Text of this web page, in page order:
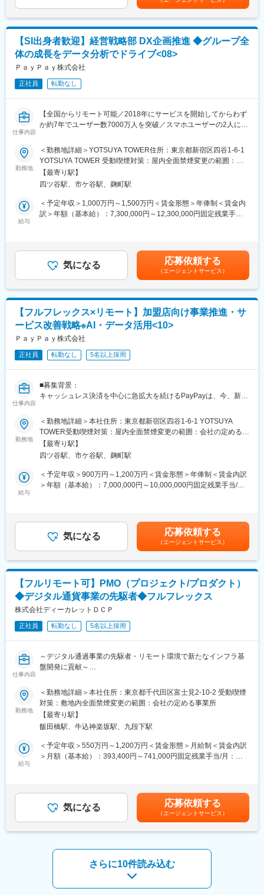
■具体的な業務内容
◎新コアバンキングシステムに関連するバックエンドアプリケー
ションの開発と運用
安定性を両立する設計と開発
◎システム課題を解決するためのインフラストラクチャの活用方
◎アプリケーション要件に基づいたアーキテクチャの設計、ミド
ルウェアなどの選定
グ設定、アラート対応
■本ポジションの魅力：
・次世代型コアバンキングシステムの設計から導入まで経験でき
・新しい組織・環境を一緒に作り上げることができる
・経営トップの意思決定サポートや各部門・PayPayを始めとした
供を目指す当社において、業界の最前線にて業務経験を積むこと
ができる
・PayPayのサービス・ユーザー基盤を活用できる
■プロジェクト例：
新サービスから既存サービスの改善におけるアプリケーション開
発を行います。
・LINE連携した口座開設、問い合わせチャット
・PayPayミニアプリ連携
・カードレスATMの利用拡大
変更の範囲：会社の定める業務
し・時間外勤務手当有賃金はあくまでも目安の金額であり、選考
を通じて上下する可能性があります。月給(月額)は固定手当を含め
た表記です。
【SI出身者歓迎】経営戦略部 DX企画推進 ◆グループ全
体の成長をデータ分析でドライブ<08>
ＰａｙＰａｙ株式会社
正社員 転勤なし
仕事内容
【全国からリモート可能／2018年にサービスを開始してからわず
か約7年でユーザー数7000万人を突破／スマホユーザーの2人に1
ットフォームを普及し新しい価値創出を推進】
■具体的な仕事の内容：
経営戦略策定・実行のためのDX案件を推進していただきます。
・経営報告KPIダッシュボードの要件定義およびダッシュボードの
構築・最終化
・クラウド型の予算管理システムの運用保守・追加改修推進
・AI等を活用した経営管理業務の高度化(Python、生成AIを活用し
た機械学習・自動化・効率化等 ※生成AIは今後本格活用を視野に
企画・推進中）
◆経営戦略部のミッション
・PayPayグループ全体の成長と収益性向上をデータ分析によりド
ライブすること
整備やダッシュボードによるKPIモニタリング環境を実現していく
こと
る自動化・効率化を実現していくこと
・メガベンチャーとしてのスピード感やスピリット
・中途入社者にフレンドリーなオープンで協調的なカルチャー
・多様性のある構成（スタートアップ、ベンチャーから大企業ま
で、事業会社、金融機関、コンサル出身者など）
金融/決済事業領域における事業規模や領域の拡大に応じた経営管
理を実現するDX推進メンバーの増員のため
勤務地
＜勤務地詳細＞YOTSUYA TOWER住所：東京都新宿区四谷1-6-1
YOTSUYA TOWER 受動喫煙対策：屋内全面禁煙変更の範囲：会
社の定める事業所（リモートワーク含む）
【最寄り駅】
四ツ谷駅、市ケ谷駅、麹町駅
給与
＜予定年収＞1,000万円～1,500万円＜賃金形態＞年俸制＜賃金内
訳＞年額（基本給）：7,300,000円～12,300,000円固定残業手当/
業手当＞有＜給与補足＞■昇給：原則年1回（会社の業績と個人の
評価結果を元に決定）■評価制度：仕事の成果と業績への貢献度を
評価賃金はあくまでも目安の金額であり、選考を通じて上下する
可能性があります。月給(月額)は固定手当を含めた表記です。
気になる 応募依頼する
（エージェントサービス）
【フルフレックス×リモート】加盟店向け事業推進・サ
ービス改善戦略※AI・データ活用<10>
ＰａｙＰａｙ株式会社
正社員 転勤なし 5名以上採用
仕事内容
■募集背景：
キャッシュレス決済を中心に急拡大を続けるPayPayは、今、新た
変革期において、私たちは業務構造を再定義し、盤石な成長基盤
を築くことを急務としています。そこで、プロセス設計、基幹デ
ータ整備、リスク管理といった多岐にわたる領域で、経営戦略に
直結するテーマを自ら企画し、推進できる方を募集します。
PayPayの未来を共に創り上げていく、意欲あるあなたの挑戦をお
待ちしています。
■組織の役割とミッション：
盤構築、ガバナンス体制推進を担う。
ミッション： マスタの利活用およびガバナンスによる利益最大化
を推進
PayPayの成長を支える多様な業務変革を推進。
単なる改善に留まらず、変革を仕組み化し推進する力が求められ
ます。
【具体的な業務内容】
【業務企画部（マスタデータ企画）】
・加盟店及び取引先マスタの企画業務、運用管理業務の改善・効
率化
作成等
・PayPayグループ各社と連携したデータ活用に関するプロジェク
ト推進
・経営層や事業責任者と近い距離で全社戦略に関与できます。
・現場理解に基づく「手触り感のある業務変革」をリードできま
・専門性を持つメンバーと共に、企画・実行力を磨ける環境で
す。
変更の範囲：会社の定める業務
勤務地
＜勤務地詳細＞本社住所：東京都新宿区四谷1-6-1 YOTSUYA
TOWER受動喫煙対策：屋内全面禁煙変更の範囲：会社の定める事
業所（リモートワーク含む）
【最寄り駅】
四ツ谷駅、市ケ谷駅、麹町駅
給与
＜予定年収＞900万円～1,200万円＜賃金形態＞年俸制＜賃金内訳
＞年額（基本給）：7,000,000円～10,000,000円固定残業手当/
業手当＞有＜給与補足＞■昇給：原則年1回（会社の業績と個人の
評価結果を元に決定）■評価制度：仕事の成果と業績への貢献度を
評価賃金はあくまでも目安の金額であり、選考を通じて上下する
可能性があります。月給(月額)は固定手当を含めた表記です。
気になる 応募依頼する
（エージェントサービス）
【フルリモート可】PMO（プロジェクト/プロダクト）
◆デジタル通貨事業の先駆者◆フルフレックス
株式会社ディーカレットＤＣＰ
正社員 転勤なし 5名以上採用
仕事内容
～デジタル通過事業の先駆者・リモート環境で新たなインフラ基
盤開発に貢献～
●ブロックチェーンを基盤としたデジタル通貨・金融インフラの社
会実装により日本発の次世代決済基盤を創る最前線で活躍！
●フルリモート×フルフレックス×出社時も出張・宿泊費を企業負
担のため、首都圏・地方在住者問わず活躍中
■事業概要
当社ではブロックチェーン技術を活用し、市場規模3,000兆円の
スマートコントラクトとデジタル通貨を組み合わせることで、物
流／商流と金融の連携や、証券と資金の同時受け渡し（DVP）の
実現、バックオフィス業務の効率化、匿名性とデータ利活用の両
開発チームを支えるためのPMO業務をお任せいたします。
プロダクトPMO・プロジェクトPMOの両方があり、ご経験やご志
向に合わせてアサインを決定します。
勤務地
＜勤務地詳細＞本社住所：東京都千代田区富士見2-10-2 受動喫煙
対策：敷地内全面禁煙変更の範囲：会社の定める事業所
【最寄り駅】
飯田橋駅、牛込神楽坂駅、九段下駅
給与
＜予定年収＞550万円～1,200万円＜賃金形態＞月給制＜賃金内訳
＞月額（基本給）：393,400円～741,000円固定残業手当/月：
上記年収はあくまで目安の提示であり、前職でのご経験を考慮の
上、同社規定により決定いたします。※管理職については残業代の
支給無し。■賞与：年2回(6月、12月)賃金はあくまでも目安の金額
であり、選考を通じて上下する可能性があります。月給(月額)は固
気になる 応募依頼する
（エージェントサービス）
さらに10件読み込む